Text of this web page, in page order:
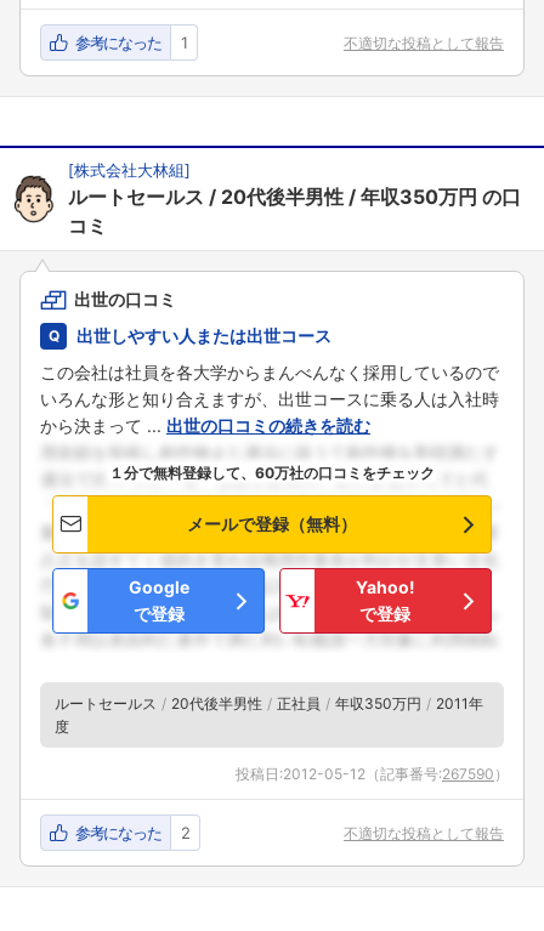
参考になった 1 不適切な投稿として報告
[株式会社大林組]
ルートセールス 20代後半男性 年収350万円 の口
コミ
出世の口コミ
出世しやすい人または出世コース
この会社は社員を各大学からまんべんなく採用しているので
いろんな形と知り合えますが、出世コースに乗る人は入社時
から決まって ... 出世の口コミの続きを読む
１分で無料登録して、60万社の口コミをチェック
メールで登録（無料）
Google
で登録
Yahoo!
で登録
ルートセールス 20代後半男性 正社員 年収350万円
2011年
度
投稿日:2012-05-12 （記事番号:267590 ）
参考になった 2 不適切な投稿として報告